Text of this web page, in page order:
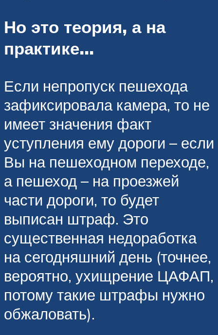
Но это теория, а на
практике…
Если непропуск пешехода
зафиксировала камера, то не
имеет значения факт
уступления ему дороги – если
Вы на пешеходном переходе,
а пешеход – на проезжей
части дороги, то будет
выписан штраф. Это
существенная недоработка
на сегодняшний день (точнее,
вероятно, ухищрение ЦАФАП,
потому такие штрафы нужно
обжаловать).